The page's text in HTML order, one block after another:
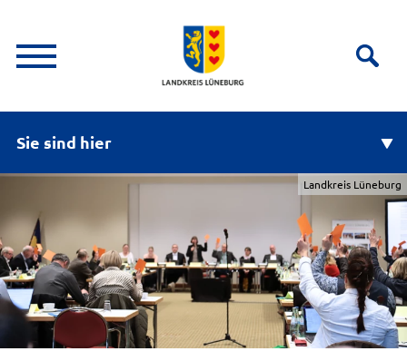
Sie sind hier
Landkreis Lüneburg